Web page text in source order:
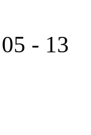
05 - 13